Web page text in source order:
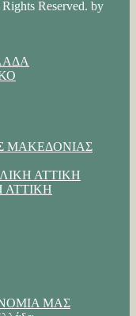
Reserved. by
ΜΑΚΕΔΟΝΙΑΣ
ΑΤΤΙΚΗ
ΑΤΤΙΚΗ
ΜΑΣ